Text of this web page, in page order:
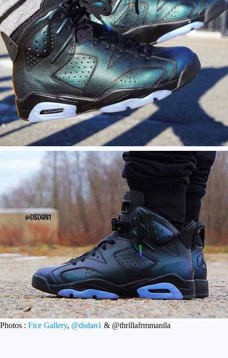
Photos : Fice Gallery, @dsdan1 & @thrillafrmmanila